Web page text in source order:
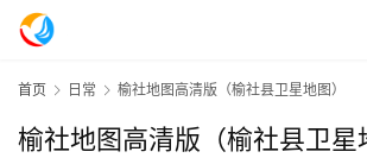
首页 日常 榆社地图高清版（榆社县卫星地图）
榆社地图高清版（榆社县卫星